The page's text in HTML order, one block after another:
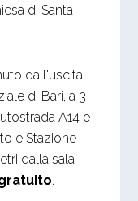
di Santa
dall'uscita
di Bari, a 3
A14 e
e Stazione
dalla sala
.